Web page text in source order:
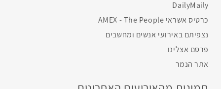
DailyMaily
כרטיס אשראי AMEX - The People
נצפיתם באירועי אנשים ומחשבים
פרסם אצלינו
אתר הנמר